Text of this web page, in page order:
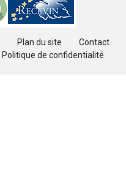
Plan du site
Contact
Politique de confidentialité